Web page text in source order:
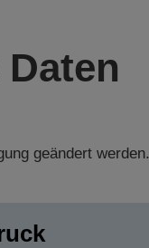
geändert werden.